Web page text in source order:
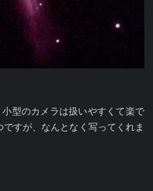
型のカメラは扱いやすくて楽で
すが、なんとなく写ってくれま